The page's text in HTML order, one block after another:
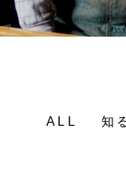
ALL 知